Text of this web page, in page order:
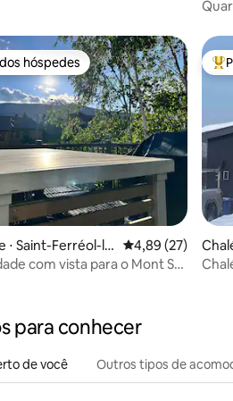
Quartzo - vista
hóspedes
hóspedes
⋅ Saint-Ferréol-le
4,89 de uma
4,89 (27)
com vista para o Mont St-
es
para conhecer
de você Outros tipos de